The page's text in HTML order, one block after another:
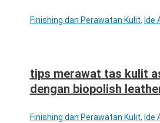
Finishing dan Perawatan Kulit, Ide
tips merawat tas kulit
dengan biopolish
Finishing dan Perawatan Kulit, Ide